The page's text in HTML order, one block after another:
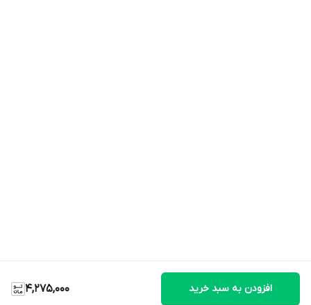
4,275,000 افزودن به سبد خرید